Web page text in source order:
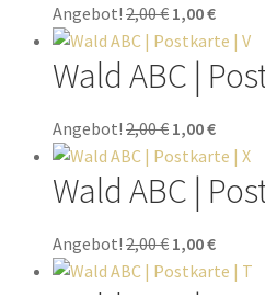
Angebot! 2,00€ 1,00€
Wald ABC |
Angebot! 2,00€ 1,00€
Wald ABC |
Angebot! 2,00€ 1,00€